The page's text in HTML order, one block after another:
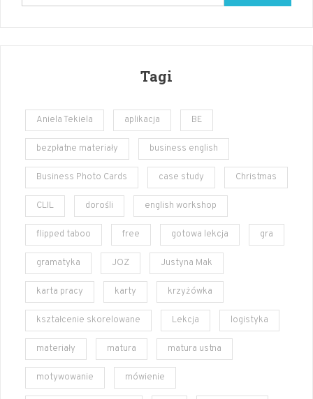
Tagi
Aniela Tekiela aplikacja BE
bezpłatne materiały business english
Business Photo Cards case study Christmas
CLIL dorośli english workshop
flipped taboo free gotowa lekcja gra
gramatyka JOZ Justyna Mak
karta pracy karty krzyżówka
kształcenie skorelowane Lekcja logistyka
materiały matura matura ustna
motywowanie mówienie